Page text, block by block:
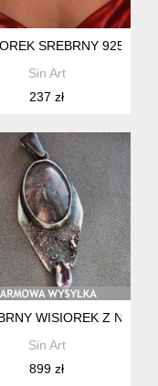
MAŁY WISIOREK
SREBRNY 925 Z
Sin Art
237 zł
WISIOREK Z
Sin Art
899 zł